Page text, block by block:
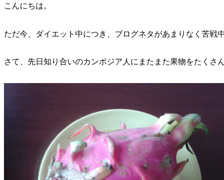
こんにちは。
ただ今、ダイエット中につき、ブログネタがあまりなく苦戦中
さて、先日知り合いのカンボジア人にまたまた果物をたくさ